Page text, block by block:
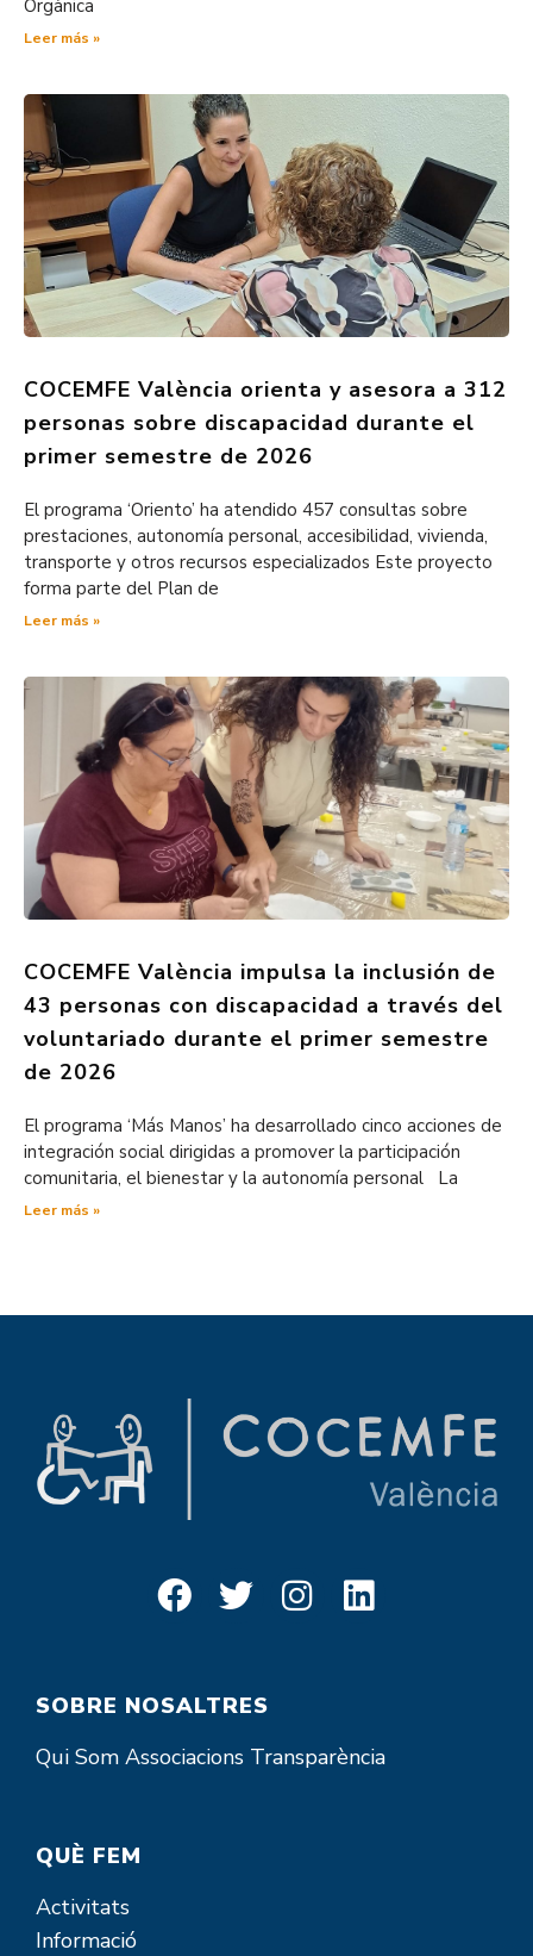
Orgànica
Leer más »
COCEMFE València orienta y asesora a 312
personas sobre discapacidad durante el
primer semestre de 2026
El programa ‘Oriento’ ha atendido 457 consultas sobre
prestaciones, autonomía personal, accesibilidad, vivienda,
transporte y otros recursos especializados Este proyecto
forma parte del Plan de
Leer más »
COCEMFE València impulsa la inclusión de
43 personas con discapacidad a través del
voluntariado durante el primer semestre
de 2026
El programa ‘Más Manos’ ha desarrollado cinco acciones de
integración social dirigidas a promover la participación
comunitaria, el bienestar y la autonomía personal La
Leer más »
SOBRE NOSALTRES
Qui Som Associacions Transparència
QUÈ FEM
Activitats
Informació